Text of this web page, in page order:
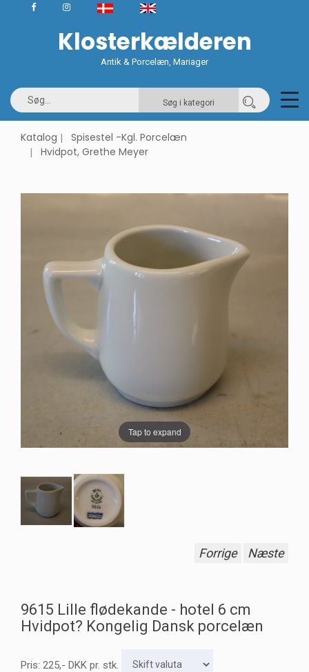
Klosterkælderen
Antik & Porcelæn, Mariager
Søg i kategori
Katalog
Spisestel -Kgl. Porcelæn
Hvidpot, Grethe Meyer
Tap to expand
Forrige Næste
9615 Lille flødekande - hotel 6 cm
Hvidpot? Kongelig Dansk porcelæn
Pris: 225,- DKK pr. stk.